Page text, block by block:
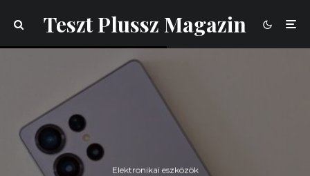
Teszt Plussz Magazin
Elektronikai eszközök